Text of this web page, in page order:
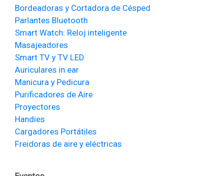
Bordeadoras y Cortadora de Césped
Parlantes Bluetooth
Smart Watch: Reloj inteligente
Masajeadores
Smart TV y TV LED
Auriculares in ear
Manicura y Pedicura
Purificadores de Aire
Proyectores
Handies
Cargadores Portátiles
Freidoras de aire y eléctricas